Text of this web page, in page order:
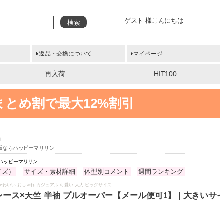
ゲスト 様こんにちは
検索
返品・交換について マイページ
再入荷 HIT100
め割で最大12%割引
ならハッピーマリリン
ッピーマリリン
） サイズ・素材詳細 体型別コメント 週間ランキング
いい おしゃれ カジュアル 可愛い 大人 ビッグサイズ
ス×天竺 半袖 プルオーバー【メール便可1】 | 大きいサ